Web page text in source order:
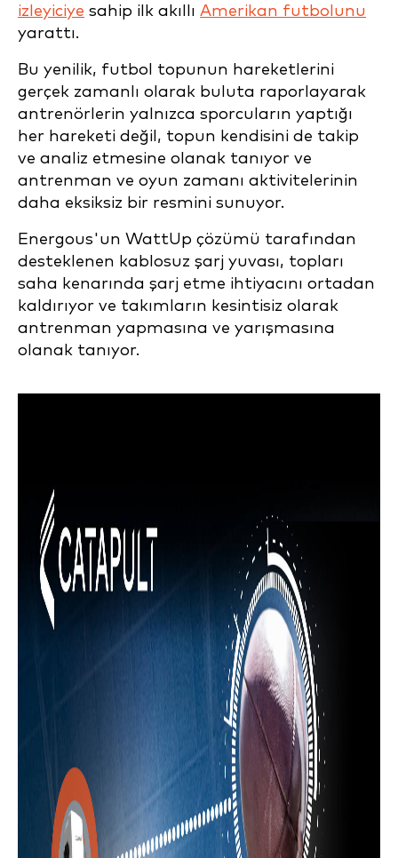
izleyiciye sahip ilk akıllı Amerikan futbolunu
yarattı.
Bu yenilik, futbol topunun hareketlerini
gerçek zamanlı olarak buluta raporlayarak
antrenörlerin yalnızca sporcuların yaptığı
her hareketi değil, topun kendisini de takip
ve analiz etmesine olanak tanıyor ve
antrenman ve oyun zamanı aktivitelerinin
daha eksiksiz bir resmini sunuyor.
Energous'un WattUp çözümü tarafından
desteklenen kablosuz şarj yuvası, topları
saha kenarında şarj etme ihtiyacını ortadan
kaldırıyor ve takımların kesintisiz olarak
antrenman yapmasına ve yarışmasına
olanak tanıyor.